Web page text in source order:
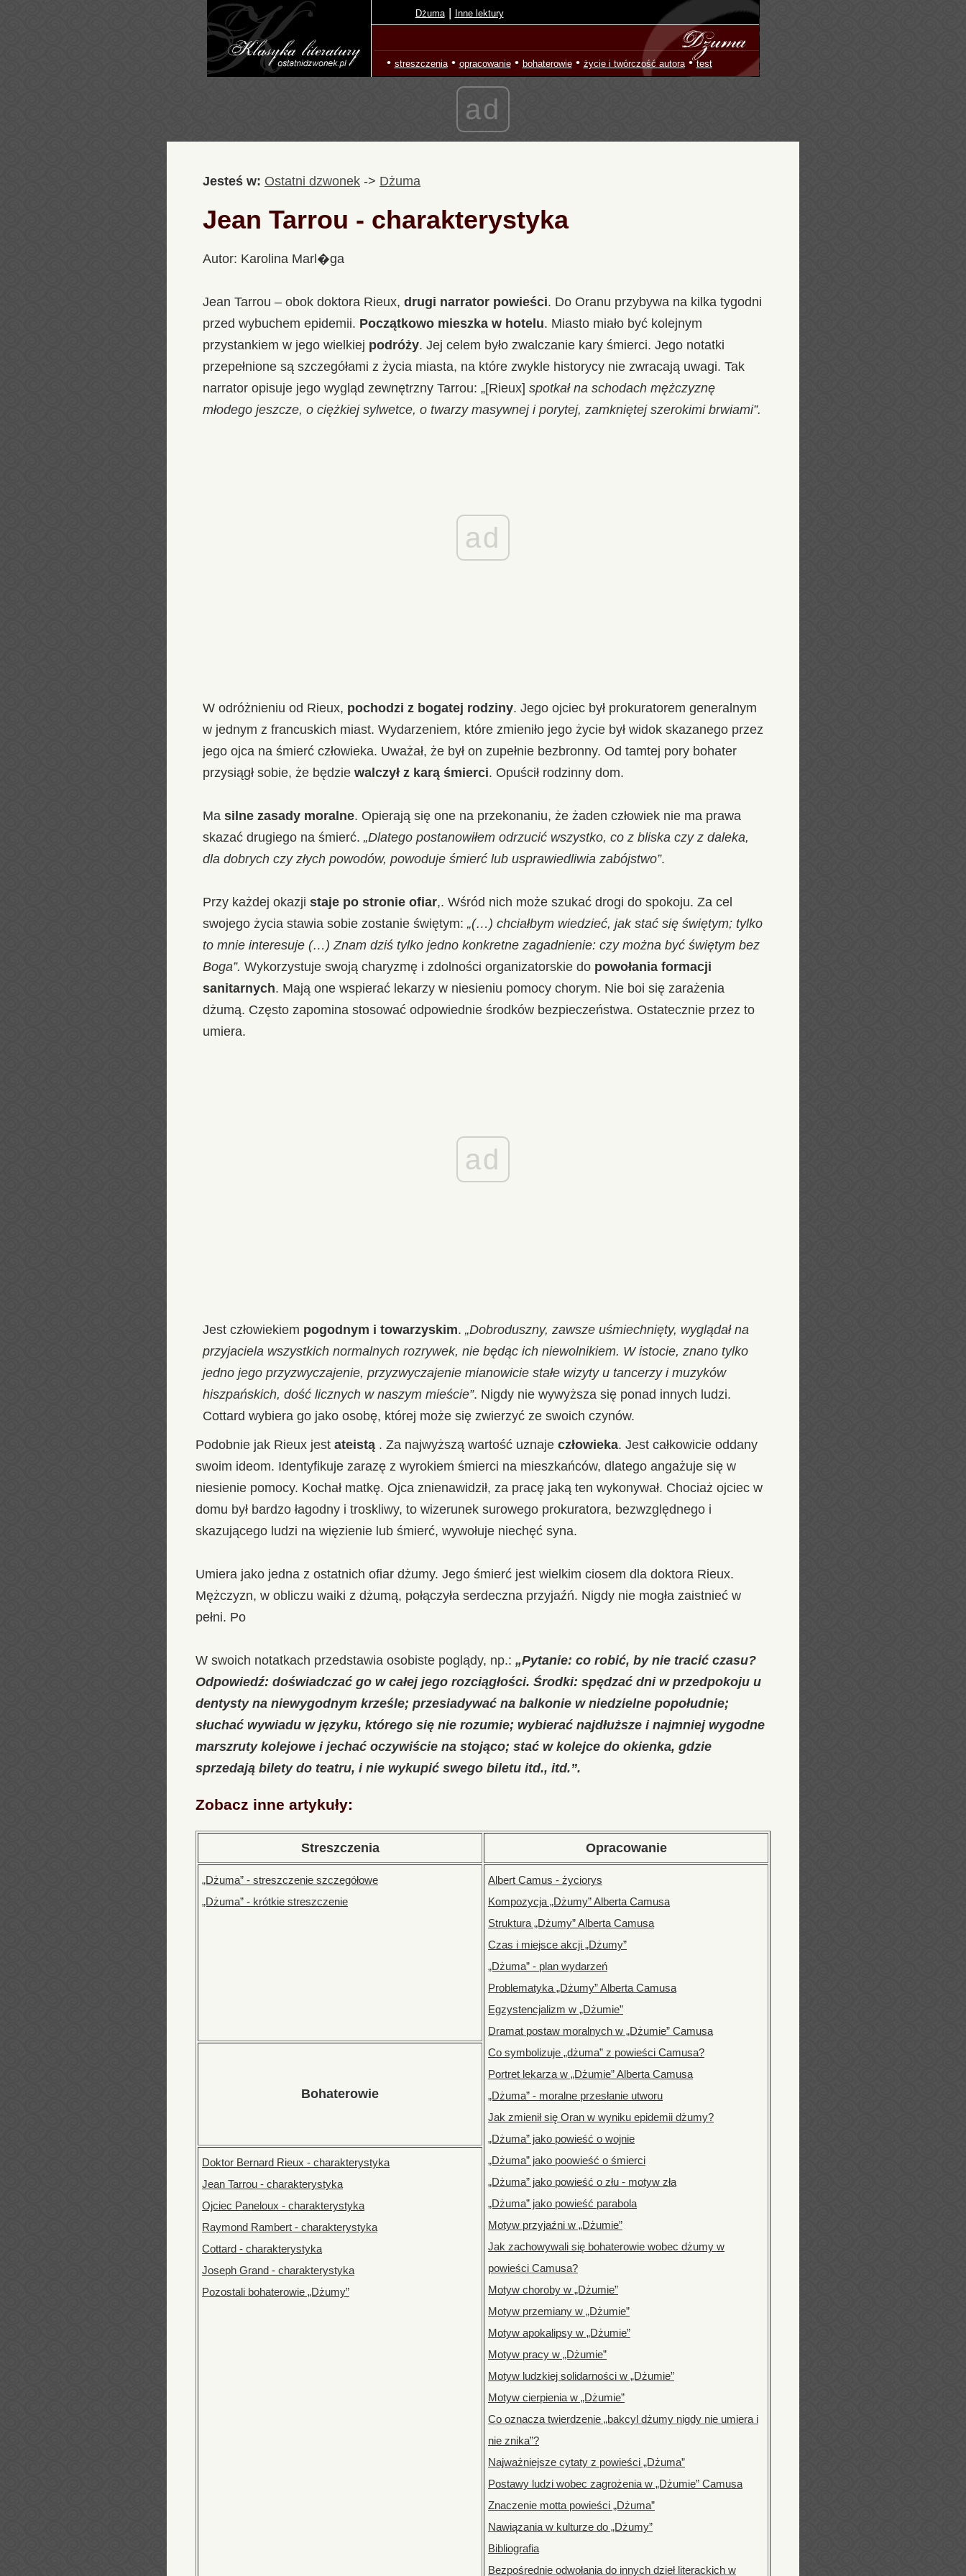
Dżuma | Inne lektury
• streszczenia• opracowanie• bohaterowie• życie i twórczość autora•test
ad
Jesteś w: Ostatni dzwonek -> Dżuma
Jean Tarrou - charakterystyka
Autor: Karolina Marl�ga
Jean Tarrou – obok doktora Rieux, drugi narrator powieści. Do Oranu przybywa na kilka tygodni
przed wybuchem epidemii. Początkowo mieszka w hotelu. Miasto miało być kolejnym
przystankiem w jego wielkiej podróży. Jej celem było zwalczanie kary śmierci. Jego notatki
przepełnione są szczegółami z życia miasta, na które zwykle historycy nie zwracają uwagi. Tak
narrator opisuje jego wygląd zewnętrzny Tarrou: „[Rieux] spotkał na schodach mężczyznę
młodego jeszcze, o ciężkiej sylwetce, o twarzy masywnej i porytej, zamkniętej szerokimi brwiami”.
ad
W odróżnieniu od Rieux, pochodzi z bogatej rodziny. Jego ojciec był prokuratorem generalnym
w jednym z francuskich miast. Wydarzeniem, które zmieniło jego życie był widok skazanego przez
jego ojca na śmierć człowieka. Uważał, że był on zupełnie bezbronny. Od tamtej pory bohater
przysiągł sobie, że będzie walczył z karą śmierci. Opuścił rodzinny dom.
Ma silne zasady moralne. Opierają się one na przekonaniu, że żaden człowiek nie ma prawa
skazać drugiego na śmierć. „Dlatego postanowiłem odrzucić wszystko, co z bliska czy z daleka,
dla dobrych czy złych powodów, powoduje śmierć lub usprawiedliwia zabójstwo”.
Przy każdej okazji staje po stronie ofiar,. Wśród nich może szukać drogi do spokoju. Za cel
swojego życia stawia sobie zostanie świętym: „(…) chciałbym wiedzieć, jak stać się świętym; tylko
to mnie interesuje (…) Znam dziś tylko jedno konkretne zagadnienie: czy można być świętym bez
Boga”. Wykorzystuje swoją charyzmę i zdolności organizatorskie do powołania formacji
sanitarnych. Mają one wspierać lekarzy w niesieniu pomocy chorym. Nie boi się zarażenia
dżumą. Często zapomina stosować odpowiednie środków bezpieczeństwa. Ostatecznie przez to
umiera.
ad
Jest człowiekiem pogodnym i towarzyskim. „Dobroduszny, zawsze uśmiechnięty, wyglądał na
przyjaciela wszystkich normalnych rozrywek, nie będąc ich niewolnikiem. W istocie, znano tylko
jedno jego przyzwyczajenie, przyzwyczajenie mianowicie stałe wizyty u tancerzy i muzyków
hiszpańskich, dość licznych w naszym mieście”. Nigdy nie wywyższa się ponad innych ludzi.
Cottard wybiera go jako osobę, której może się zwierzyć ze swoich czynów.
Podobnie jak Rieux jest ateistą . Za najwyższą wartość uznaje człowieka. Jest całkowicie oddany
swoim ideom. Identyfikuje zarazę z wyrokiem śmierci na mieszkańców, dlatego angażuje się w
niesienie pomocy. Kochał matkę. Ojca znienawidził, za pracę jaką ten wykonywał. Chociaż ojciec w
domu był bardzo łagodny i troskliwy, to wizerunek surowego prokuratora, bezwzględnego i
skazującego ludzi na więzienie lub śmierć, wywołuje niechęć syna.
Umiera jako jedna z ostatnich ofiar dżumy. Jego śmierć jest wielkim ciosem dla doktora Rieux.
Mężczyzn, w obliczu waiki z dżumą, połączyła serdeczna przyjaźń. Nigdy nie mogła zaistnieć w
pełni. Po
W swoich notatkach przedstawia osobiste poglądy, np.: „Pytanie: co robić, by nie tracić czasu?
Odpowiedź: doświadczać go w całej jego rozciągłości. Środki: spędzać dni w przedpokoju u
dentysty na niewygodnym krześle; przesiadywać na balkonie w niedzielne popołudnie;
słuchać wywiadu w języku, którego się nie rozumie; wybierać najdłuższe i najmniej wygodne
marszruty kolejowe i jechać oczywiście na stojąco; stać w kolejce do okienka, gdzie
sprzedają bilety do teatru, i nie wykupić swego biletu itd., itd.”.
Zobacz inne artykuły:
Streszczenia Opracowanie
„Dżuma” - streszczenie szczegółowe
„Dżuma” - krótkie streszczenie
Albert Camus - życiorys
Kompozycja „Dżumy” Alberta Camusa
Struktura „Dżumy” Alberta Camusa
Czas i miejsce akcji „Dżumy”
„Dżuma” - plan wydarzeń
Problematyka „Dżumy” Alberta Camusa
Egzystencjalizm w „Dżumie”
Dramat postaw moralnych w „Dżumie” Camusa
Co symbolizuje „dżuma” z powieści Camusa?
Portret lekarza w „Dżumie” Alberta Camusa
„Dżuma” - moralne przesłanie utworu
Jak zmienił się Oran w wyniku epidemii dżumy?
„Dżuma” jako powieść o wojnie
„Dżuma” jako poowieść o śmierci
„Dżuma” jako powieść o złu - motyw zła
„Dżuma” jako powieść parabola
Motyw przyjaźni w „Dżumie”
Jak zachowywali się bohaterowie wobec dżumy w
powieści Camusa?
Motyw choroby w „Dżumie”
Motyw przemiany w „Dżumie”
Motyw apokalipsy w „Dżumie”
Motyw pracy w „Dżumie”
Motyw ludzkiej solidarności w „Dżumie”
Motyw cierpienia w „Dżumie”
Co oznacza twierdzenie „bakcyl dżumy nigdy nie umiera i
nie znika”?
Najważniejsze cytaty z powieści „Dżuma”
Postawy ludzi wobec zagrożenia w „Dżumie” Camusa
Znaczenie motta powieści „Dżuma”
Nawiązania w kulturze do „Dżumy”
Bibliografia
Bezpośrednie odwołania do innych dzieł literackich w
Bohaterowie
Doktor Bernard Rieux - charakterystyka
Jean Tarrou - charakterystyka
Ojciec Paneloux - charakterystyka
Raymond Rambert - charakterystyka
Cottard - charakterystyka
Joseph Grand - charakterystyka
Pozostali bohaterowie „Dżumy”